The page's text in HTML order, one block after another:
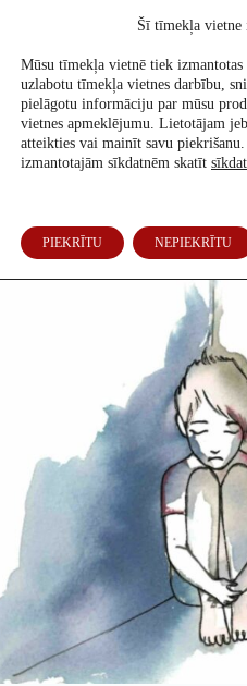
Atbalsti mūs
Tuvāk vidusceļam, lai par
grābšanu
Šī tīmekļa vietne
Mūsu tīmekļa vietnē tiek
uzlabotu tīmekļa vietnes darbību,
pielāgotu informāciju par mūsu
vietnes apmeklējumu. Lietotājam
atteikties vai mainīt savu
izmantotajām sīkdatnēm skatīt
PIEKRĪTU NEPIEKRĪTU